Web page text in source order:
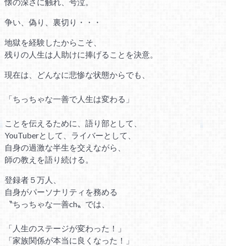
争い、偽り、裏切り・・・
地獄を経験したからこそ、
残りの人生は人助けに捧げることを決意。
現在は、どんなに悲惨な状態からでも、
「ちっちゃな一善で人生は変わる」
ことを伝えるために、語り部として、
YouTuberとして、ライバーとして、
自身の過激な半生を交えながら、
師の教えを語り続ける。
登録者５万人、
自身がパーソナリティを務める
〝ちっちゃな一善ch〟では、
「人生のステージが変わった！」
「家族関係が本当に良くなった！」